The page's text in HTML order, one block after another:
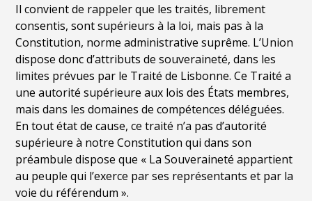
Il convient de rappeler que les traités, librement
consentis, sont supérieurs à la loi, mais pas à la
Constitution, norme administrative suprême. L’Union
dispose donc d’attributs de souveraineté, dans les
limites prévues par le Traité de Lisbonne. Ce Traité a
une autoritésupérieure aux lois des États membres,
mais dans les domaines de compétences déléguées.
En tout état de cause, ce traité n’a pas d’autorité
supérieure à notre Constitution qui dans son
préambule dispose que « La Souveraineté appartient
au peuple qui l’exerce par ses représentants et par la
voie du référendum ».